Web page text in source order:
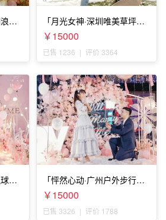
漫
「月光女神·深圳唯美草坪浪
漫求婚」
￥15000
已售 1236 | 评价 3364
雨
「怦然心动·广州户外步行街
求婚」
￥15000
已售 3326 | 评价 1788